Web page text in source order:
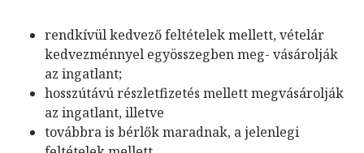
rendkívül kedvező feltételek mellett, vételár
kedvezménnyel egyösszegben meg- vásárolják
az ingatlant;
hosszútávú részletfizetés mellett megvásárolják
az ingatlant, illetve
továbbra is bérlők maradnak, a jelenlegi